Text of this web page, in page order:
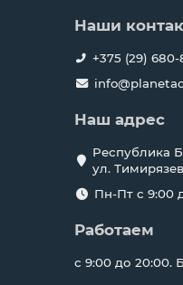
Наши
+375 (29)
Наш адрес
Республика
ул.
Пн-Пт с 9:00
Работаем
с 9:00 до 20:00.